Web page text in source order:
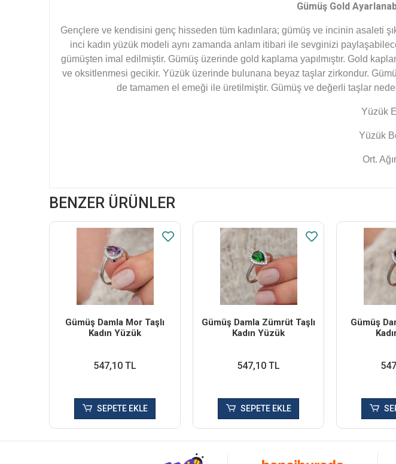
Gümüş Gold
Gençlere ve kendisini genç hisseden tüm kadınlara; gümüş ve incinin asaleti
inci kadın yüzük modeli aynı zamanda anlam itibari ile sevginizi
gümüşten imal edilmiştir. Gümüş üzerinde gold kaplama yapılmıştır. Gold
ve oksitlenmesi gecikir. Yüzük üzerinde bulunana beyaz taşlar zirkondur.
de tamamen el emeği ile üretilmiştir. Gümüş ve değerli taşlar
Yüzük
Yüzük
Ort.
BENZER ÜRÜNLER
Gümüş Damla Mor Taşlı
Kadın Yüzük
547,10 TL
SEPETE EKLE
Gümüş Damla Zümrüt Taşlı
Kadın Yüzük
547,10 TL
SEPETE EKLE
Gümüş